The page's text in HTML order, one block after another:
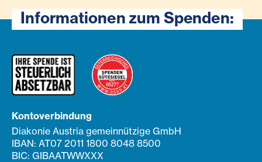
Informationen zum Spenden:
Kontoverbindung
Diakonie Austria gemeinnützige GmbH
IBAN: AT07 2011 1800 8048 8500
BIC: GIBAATWWXXX